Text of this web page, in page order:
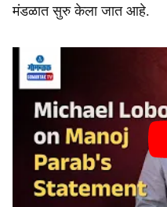
मंडळात सुरु केला जात आहे.